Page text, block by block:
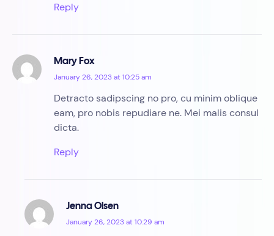
Reply
Mary Fox
January 26, 2023 at 10:25 am
Detracto sadipscing no pro, cu minim oblique
eam, pro nobis repudiare ne. Mei malis consul
dicta.
Reply
Jenna Olsen
January 26, 2023 at 10:29 am